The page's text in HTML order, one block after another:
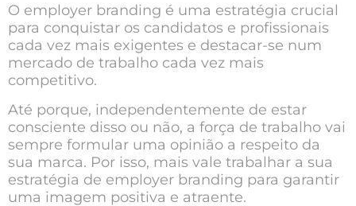
O employer branding é uma estratégia crucial
para conquistar os candidatos e profissionais
cada vez mais exigentes e destacar-se num
mercado de trabalho cada vez mais
competitivo.
Até porque, independentemente de estar
consciente disso ou não, a força de trabalho vai
sempre formular uma opinião a respeito da
sua marca. Por isso, mais vale trabalhar a sua
estratégia de employer branding para garantir
uma imagem positiva e atraente.